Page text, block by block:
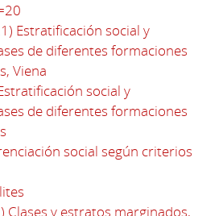
Estratificación social y
de diferentes formaciones
Viena
social y
de diferentes formaciones
social según criterios
Clases y estratos marginados,